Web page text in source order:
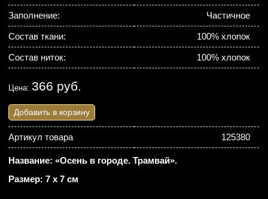
Заполнение: Частичное
Состав ткани: 100% хлопок
Состав ниток: 100% хлопок
Цена:366 руб.
Добавить в корзину
Артикул товара 125380
Название: «Осень в городе. Трамвай».
Размер: 7 х 7 см